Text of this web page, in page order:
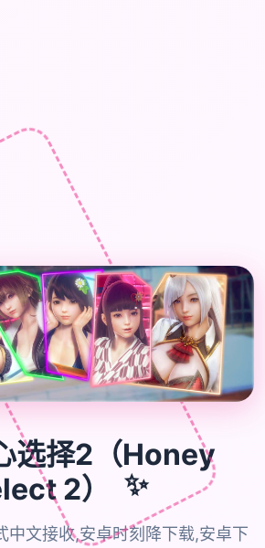
选择2（Honey
2）
✨
中文接收,安卓时刻降下载,安卓下